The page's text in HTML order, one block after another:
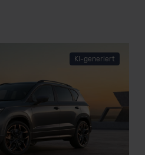
KI-generiert